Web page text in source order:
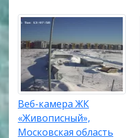
Веб-камера ЖК
«Живописный»,
Московская область